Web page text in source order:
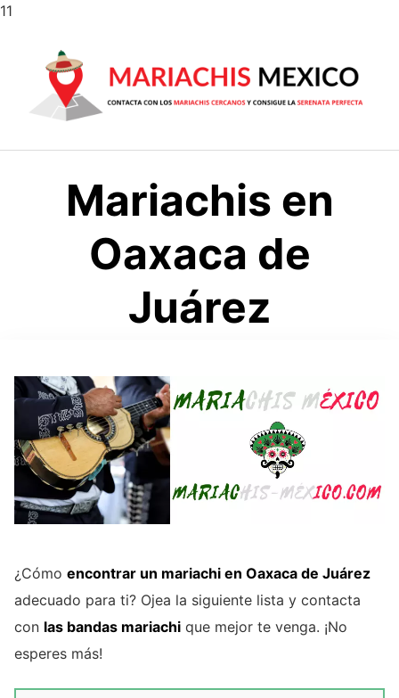
11
contenido
Mariachis en
Oaxaca de
Juárez
¿Cómo encontrar un mariachi en Oaxaca de Juárez
adecuado para ti? Ojea la siguiente lista y contacta
con las bandas mariachi que mejor te venga. ¡No
esperes más!